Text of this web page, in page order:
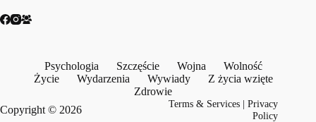
Psychologia Szczęście Wojna
Wolność
Życie
Wydarzenia Wywiady
Z życia wzięte
Zdrowie
Copyright © 2026
Terms & Services |Privacy
Policy